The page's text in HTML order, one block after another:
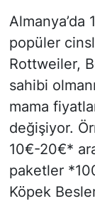
Almanya’da
popüler
Rottweiler,
sahibi
mama
değişiyor.
10€-20€*
paketler
Köpek